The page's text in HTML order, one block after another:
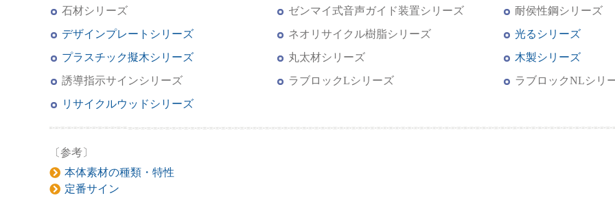
石材シリーズ
ゼンマイ式音声ガイド装置シリーズ
耐侯性鋼シリーズ
デザインプレートシリーズ
ネオリサイクル樹脂シリーズ
光るシリーズ
プラスチック擬木シリーズ
丸太材シリーズ
木製シリーズ
誘導指示サインシリーズ
ラブロックLシリーズ
ラブロックNLシリ
リサイクルウッドシリーズ
〔参考〕
本体素材の種類・特性
定番サイン